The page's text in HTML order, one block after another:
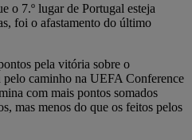
o 7.º lugar de Portugal esteja
foi o afastamento do último
pela vitória sobre o
caminho na UEFA Conference
com mais pontos somados
mas menos do que os feitos pelos